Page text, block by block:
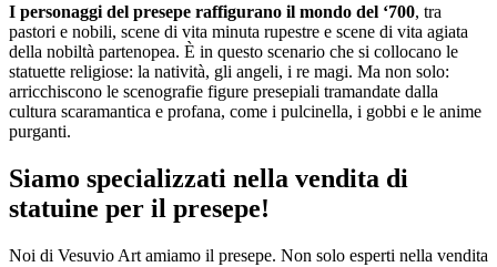
I personaggi del presepe raffigurano il mondo del ‘700, tra
pastori e nobili, scene di vita minuta rupestre e scene di vita agiata
della nobiltà partenopea. È in questo scenario che si collocano le
statuette religiose: la natività, gli angeli, i re magi. Ma non solo:
arricchiscono le scenografie figure presepiali tramandate dalla
cultura scaramantica e profana, come i pulcinella, i gobbi e le anime
purganti.
Siamo specializzati nella vendita di
statuine per il presepe!
Noi di Vesuvio Art amiamo il presepe. Non solo esperti nella vendita